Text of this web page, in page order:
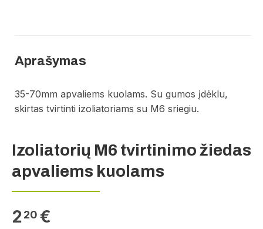
Aprašymas
35-70mm apvaliems kuolams. Su gumos įdėklu,
skirtas tvirtinti izoliatoriams su M6 sriegiu.
Izoliatorių M6 tvirtinimo žiedas
apvaliems kuolams
220 €